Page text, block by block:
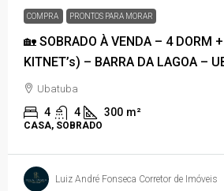
COMPRA PRONTOS PARA MORAR
🏡 SOBRADO À VENDA – 4 DORM
KITNET’s) – BARRA DA LAGOA –
Ubatuba
4 4 300 m²
CASA, SOBRADO
Luiz André Fonseca Corretor de Imóveis